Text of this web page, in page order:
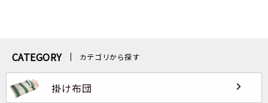
CATEGORY カテゴリから探す
掛け布団